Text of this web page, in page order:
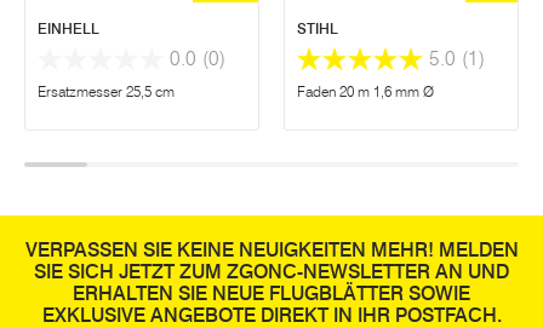
EINHELL
0.0 (0)
Ersatzmesser 25,5 cm
STIHL
5.0 (1)
Faden 20 m 1,6 mm Ø
VERPASSEN SIE KEINE NEUIGKEITEN MEHR! MELDEN
SIE SICH JETZT ZUM ZGONC-NEWSLETTER AN UND
ERHALTEN SIE NEUE FLUGBLÄTTER SOWIE
EXKLUSIVE ANGEBOTE DIREKT IN IHR POSTFACH.